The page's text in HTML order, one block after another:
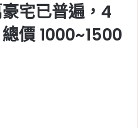
宅已普遍，4
價 1000~1500